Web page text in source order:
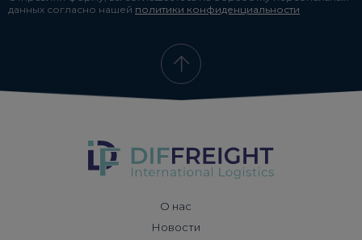
данных согласно нашей политики конфиденциальности
О нас
Новости